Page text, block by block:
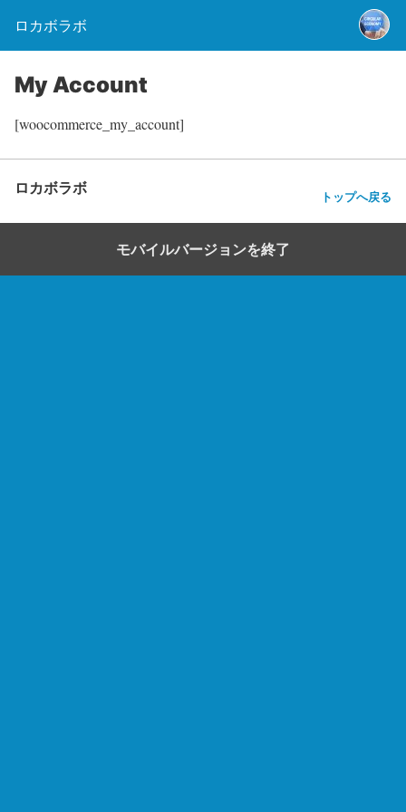
ロカボラボ
My Account
[woocommerce_my_account]
ロカボラボ トップへ戻る
モバイルバージョンを終了